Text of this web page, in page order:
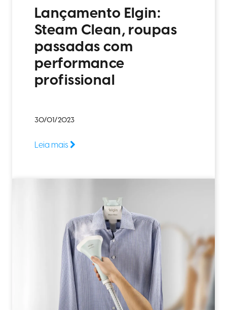
Lançamento Elgin:
Steam Clean, roupas
passadas com
performance
profissional
30/01/2023
Leia mais